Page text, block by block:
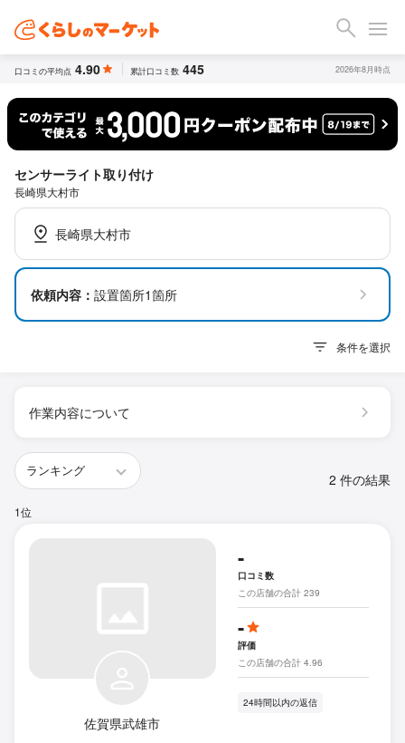
口コミの平均点 4.90 累計口コミ数 445 2026年8月時点
センサーライト取り付け
長崎県大村市
長崎県大村市
依頼内容： 設置箇所1箇所
条件を選択
作業内容について
2 件の結果
1位
佐賀県武雄市
-
口コミ数
この店舗の合計 239
-
評価
この店舗の合計 4.96
24時間以内の返信